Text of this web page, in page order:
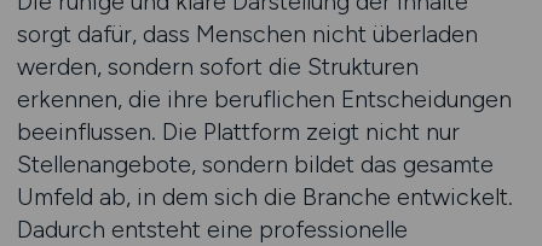
sorgt dafür, dass Menschen nicht überladen
werden, sondern sofort die Strukturen
erkennen, die ihre beruflichen Entscheidungen
beeinflussen. Die Plattform zeigt nicht nur
Stellenangebote, sondern bildet das gesamte
Umfeld ab, in dem sich die Branche entwickelt.
Dadurch entsteht eine professionelle